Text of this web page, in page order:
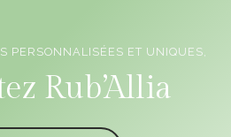
PERSONNALISÉES ET UNIQUES,
Rub’Allia